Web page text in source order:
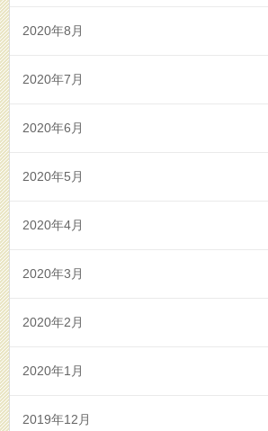
2020年8月
2020年7月
2020年6月
2020年5月
2020年4月
2020年3月
2020年2月
2020年1月
2019年12月